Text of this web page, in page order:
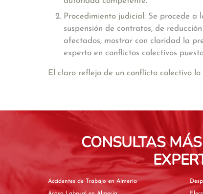
Procedimiento judicial: Se procede a
suspensión de contratos, de
afectados, mostrar con claridad la
experto en conflictos colectivos
El claro reflejo de un conflicto colectivo
CONSULTAS
Accidentes de Trabajo en Almería